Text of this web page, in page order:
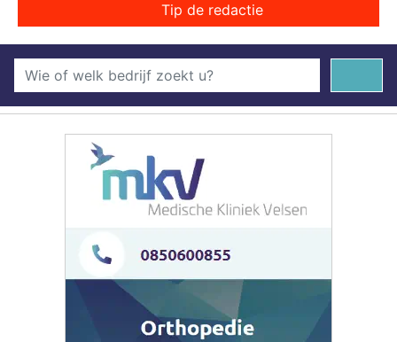
Tip de redactie